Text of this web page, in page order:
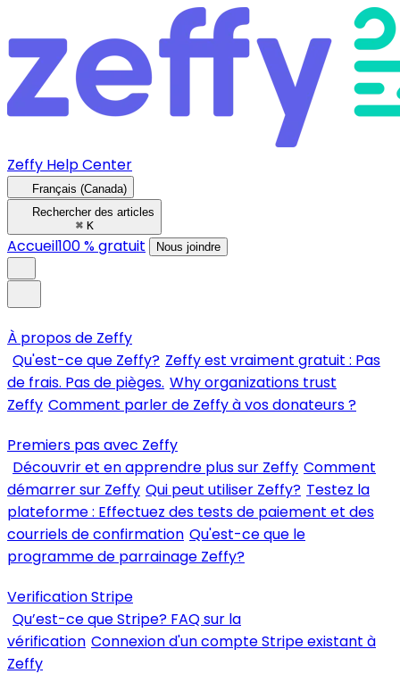
Zeffy Help Center
Français (Canada)
Rechercher des articles
⌘ K
Accueil100 % gratuit Nous joindre
À propos de Zeffy
Qu'est-ce que Zeffy? Zeffy est vraiment gratuit : Pas
de frais. Pas de pièges. Why organizations trust
Zeffy Comment parler de Zeffy à vos donateurs ?
Premiers pas avec Zeffy
Découvrir et en apprendre plus sur Zeffy Comment
démarrer sur Zeffy Qui peut utiliser Zeffy? Testez la
plateforme : Effectuez des tests de paiement et des
courriels de confirmation Qu'est-ce que le
programme de parrainage Zeffy?
Verification Stripe
Qu’est-ce que Stripe? FAQ sur la
vérification Connexion d'un compte Stripe existant à
Zeffy